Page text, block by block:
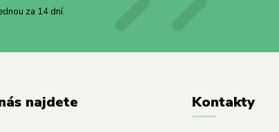
za 14 dní.
najdete Kontakty